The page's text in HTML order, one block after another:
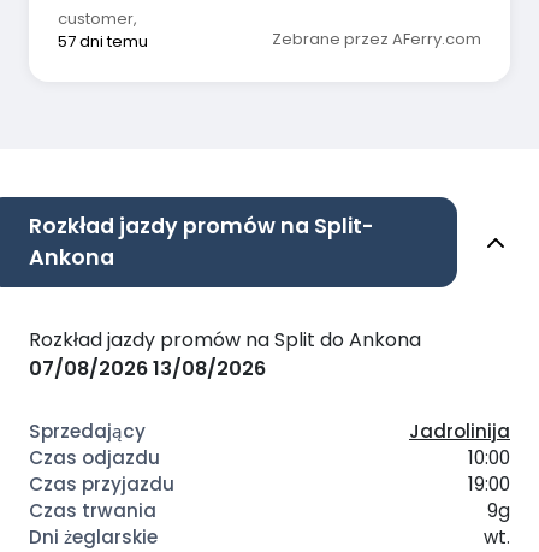
customer,
57 dni temu
Zebrane przez AFerry.com
Rozkład jazdy promów na Split-
Ankona
Rozkład jazdy promów na Split do Ankona
07/08/202613/08/2026
Jadrolinija
10:00
19:00
9g
wt.